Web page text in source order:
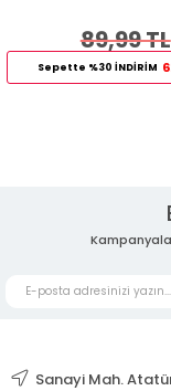
89,99 TL
Sepette %30 İNDİRİM
Sanayi Mah.